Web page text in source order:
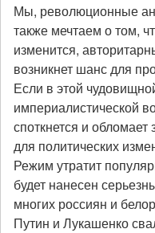
Мы, революционные
также мечтаем о том,
изменится,
возникнет шанс для
Если в этой
империалистической
споткнется и
для политических
Режим утратит
будет нанесен
многих россиян и
Путин и Лукашенко